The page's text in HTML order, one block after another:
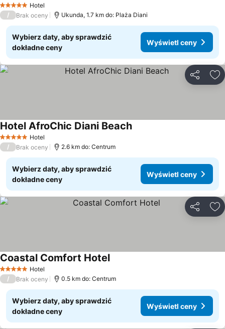
5 KategoriaHotel
/
Brak oceny Ukunda, 1.7 km do: Plaża Diani
Wybierz daty, aby sprawdzić
dokładne ceny
Wyświetl ceny
5 KategoriaHotel
Hotel AfroChic Diani Beach
/ Brak oceny 2.6 km do: Centrum
Wybierz daty, aby sprawdzić
dokładne ceny
Wyświetl ceny
5 KategoriaHotel
Coastal Comfort Hotel
/ Brak oceny 0.5 km do: Centrum
Wybierz daty, aby sprawdzić
dokładne ceny
Wyświetl ceny